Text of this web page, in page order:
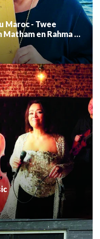
Maroc - Twee
en Rahma el